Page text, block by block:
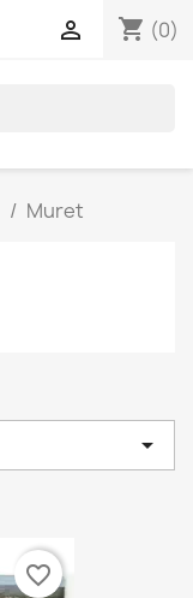
shopping_cart (0)

Muret

favorite_border